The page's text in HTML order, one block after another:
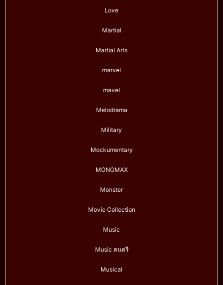
Love
Martial
Martial Arts
marvel
mavel
Melodrama
Military
Mockumentary
MONOMAX
Monster
Movie Collection
Music
Music ดนตรี
Musical